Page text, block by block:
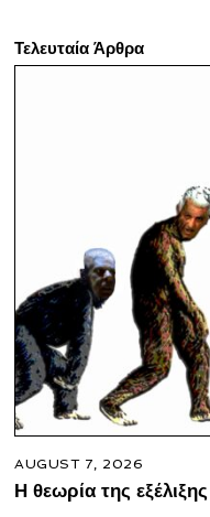
Τελευταία Άρθρα
AUGUST 7, 2026
Η θεωρία της εξέλιξης